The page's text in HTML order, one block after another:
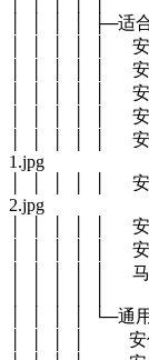
│ │ │ │ ├─适合
│ │ │ │ │ 安
│ │ │ │ │ 安
│ │ │ │ │ 安佐
│ │ │ │ │ 安佐
│ │ │ │ │ 安佐
1.jpg
│ │ │ │ │ 安佐
2.jpg
│ │ │ │ │ 安佐
│ │ │ │ │ 安
│ │ │ │ │ 马文
│ │ │ │ └─通用
│ │ │ │ 安佐